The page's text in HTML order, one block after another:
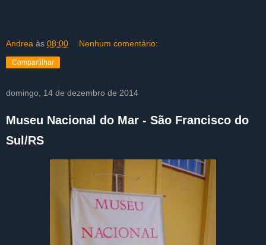
Andrea às 08:00 Nenhum comentário:
Compartilhar
domingo, 14 de dezembro de 2014
Museu Nacional do Mar - São Francisco do
Sul/RS